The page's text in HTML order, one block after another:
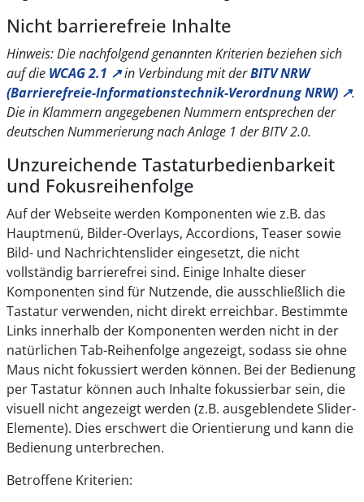
Nicht barrierefreie Inhalte
Hinweis: Die nachfolgend genannten Kriterien beziehen sich
auf die WCAG 2.1 ↗in Verbindung mit derBITV NRW
(Barrierefreie-Informationstechnik-Verordnung NRW) ↗.
Die in Klammern angegebenen Nummern entsprechen der
deutschen Nummerierung nach Anlage 1 der BITV 2.0.
Unzureichende Tastaturbedienbarkeit
und Fokusreihenfolge
Auf der Webseite werden Komponenten wie z.B. das
Hauptmenü, Bilder-Overlays, Accordions, Teaser sowie
Bild- und Nachrichtenslider eingesetzt, die nicht
vollständig barrierefrei sind. Einige Inhalte dieser
Komponenten sind für Nutzende, die ausschließlich die
Tastatur verwenden, nicht direkt erreichbar. Bestimmte
Links innerhalb der Komponenten werden nicht in der
natürlichen Tab-Reihenfolge angezeigt, sodass sie ohne
Maus nicht fokussiert werden können. Bei der Bedienung
per Tastatur können auch Inhalte fokussierbar sein, die
visuell nicht angezeigt werden (z.B. ausgeblendete Slider-
Elemente). Dies erschwert die Orientierung und kann die
Bedienung unterbrechen.
Betroffene Kriterien: